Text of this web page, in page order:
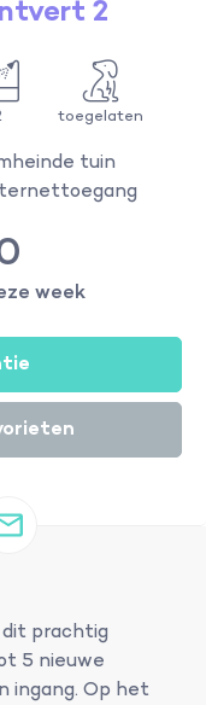
2
toegelaten
tuin
week
prachtig
5 nieuwe
ingang. Op het